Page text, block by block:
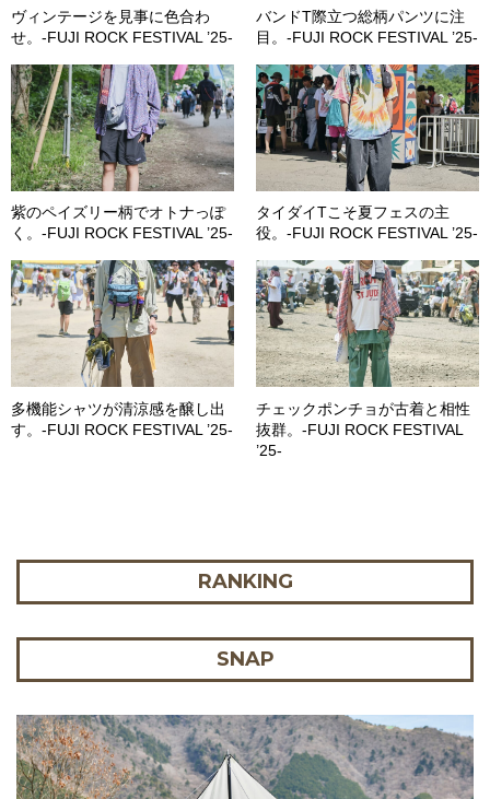
ヴィンテージを見事に色合わ
せ。-FUJI ROCK FESTIVAL ’25-
バンドT際立つ総柄パンツに注
目。-FUJI ROCK FESTIVAL ’25-
紫のペイズリー柄でオトナっぽ
く。-FUJI ROCK FESTIVAL ’25-
タイダイTこそ夏フェスの主
役。-FUJI ROCK FESTIVAL ’25-
多機能シャツが清涼感を醸し出
す。-FUJI ROCK FESTIVAL ’25-
チェックポンチョが古着と相性
抜群。-FUJI ROCK FESTIVAL
’25-
RANKING
SNAP